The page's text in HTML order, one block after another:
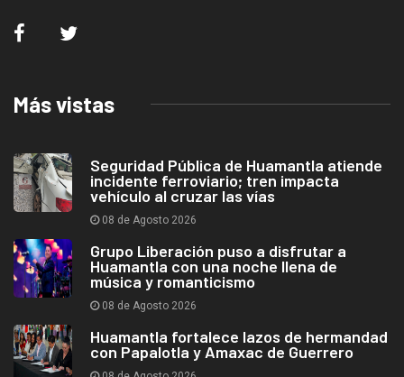
Más vistas
Seguridad Pública de Huamantla atiende
incidente ferroviario; tren impacta
vehículo al cruzar las vías
08 de Agosto 2026
Grupo Liberación puso a disfrutar a
Huamantla con una noche llena de
música y romanticismo
08 de Agosto 2026
Huamantla fortalece lazos de hermandad
con Papalotla y Amaxac de Guerrero